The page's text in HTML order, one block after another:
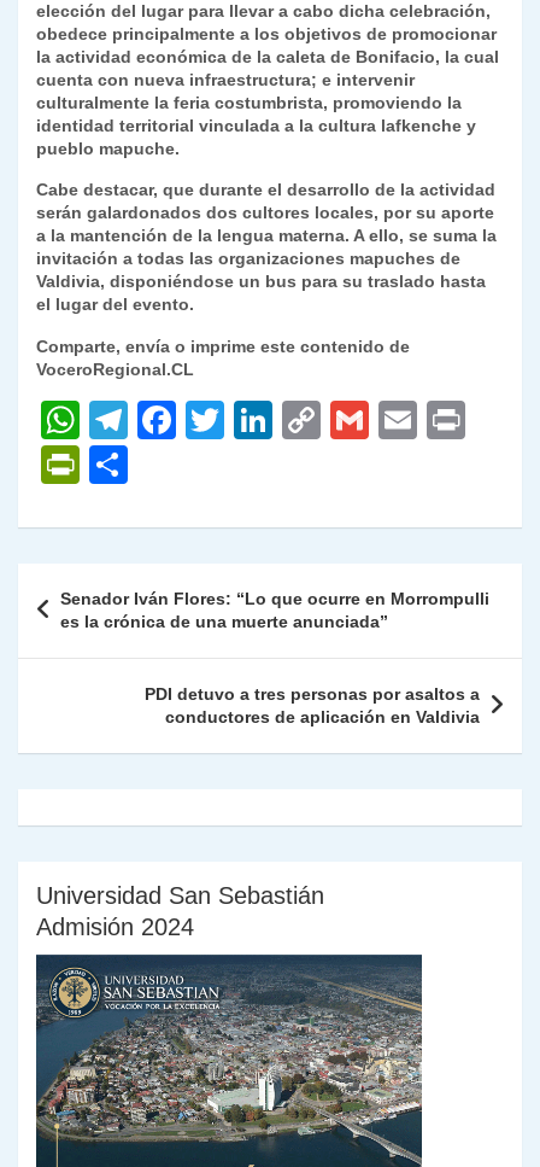
elección del lugar para llevar a cabo dicha celebración,
obedece principalmente a los objetivos de promocionar
la actividad económica de la caleta de Bonifacio, la cual
cuenta con nueva infraestructura; e intervenir
culturalmente la feria costumbrista, promoviendo la
identidad territorial vinculada a la cultura lafkenche y
pueblo mapuche.
Cabe destacar, que durante el desarrollo de la actividad
serán galardonados dos cultores locales, por su aporte
a la mantención de la lengua materna. A ello, se suma la
invitación a todas las organizaciones mapuches de
Valdivia, disponiéndose un bus para su traslado hasta
el lugar del evento.
Comparte, envía o imprime este contenido de
VoceroRegional.CL
W
h
at
s
p
p
T
gr
m
F
e
o
o
k
T
er
Li
e
n
C
y
n
k
G
l
E
l
P
nt
Fr
ie
n
m
p
ar
tir
de
entradas
Senador Iván Flores: “Lo que ocurre en Morrompulli
es la crónica de una muerte anunciada”
PDI detuvo a tres personas por asaltos a
conductores de aplicación en Valdivia
Universidad San Sebastián
Admisión 2024